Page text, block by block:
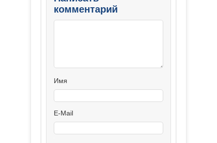
комментарий
Имя
E-Mail